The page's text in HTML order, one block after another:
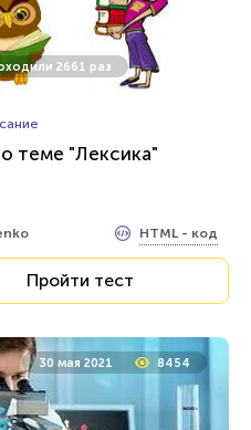
2661 раз
теме "Лексика"
HTML - код
Пройти тест
30 мая 2021 8454